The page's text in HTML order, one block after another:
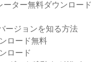
ター無料ダウンロード
ージョンを知る方法
ロード無料
ロード